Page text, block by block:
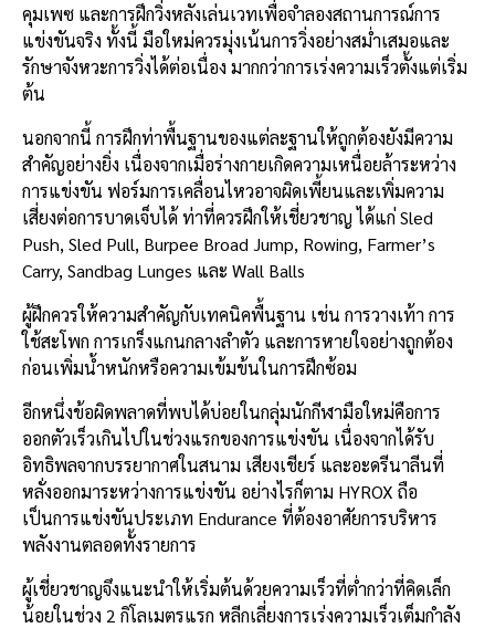
คุมเพซ และการฝึกวิ่งหลังเล่นเวทเพื่อจำลองสถานการณ์การ
แข่งขันจริง ทั้งนี้ มือใหม่ควรมุ่งเน้นการวิ่งอย่างสม่ำเสมอและ
รักษาจังหวะการวิ่งได้ต่อเนื่อง มากกว่าการเร่งความเร็วตั้งแต่เริ่ม
ต้น
นอกจากนี้ การฝึกท่าพื้นฐานของแต่ละฐานให้ถูกต้องยังมีความ
สำคัญอย่างยิ่ง เนื่องจากเมื่อร่างกายเกิดความเหนื่อยล้าระหว่าง
การแข่งขัน ฟอร์มการเคลื่อนไหวอาจผิดเพี้ยนและเพิ่มความ
เสี่ยงต่อการบาดเจ็บได้ ท่าที่ควรฝึกให้เชี่ยวชาญ ได้แก่ Sled
Push, Sled Pull, Burpee Broad Jump, Rowing, Farmer’s
Carry, Sandbag Lunges และ Wall Balls
ผู้ฝึกควรให้ความสำคัญกับเทคนิคพื้นฐาน เช่น การวางเท้า การ
ใช้สะโพก การเกร็งแกนกลางลำตัว และการหายใจอย่างถูกต้อง
ก่อนเพิ่มน้ำหนักหรือความเข้มข้นในการฝึกซ้อม
อีกหนึ่งข้อผิดพลาดที่พบได้บ่อยในกลุ่มนักกีฬามือใหม่คือการ
ออกตัวเร็วเกินไปในช่วงแรกของการแข่งขัน เนื่องจากได้รับ
อิทธิพลจากบรรยากาศในสนาม เสียงเชียร์ และอะดรีนาลีนที่
หลั่งออกมาระหว่างการแข่งขัน อย่างไรก็ตาม HYROX ถือ
เป็นการแข่งขันประเภท Endurance ที่ต้องอาศัยการบริหาร
พลังงานตลอดทั้งรายการ
ผู้เชี่ยวชาญจึงแนะนำให้เริ่มต้นด้วยความเร็วที่ต่ำกว่าที่คิดเล็ก
น้อยในช่วง 2 กิโลเมตรแรก หลีกเลี่ยงการเร่งความเร็วเต็มกำลัง